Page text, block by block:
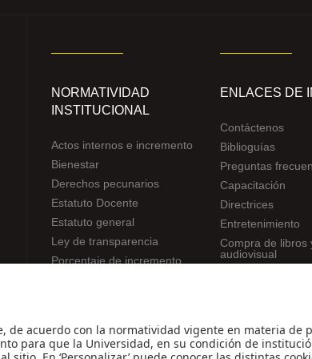
NORMATIVIDAD
INSTITUCIONAL
Actos internos e incremento
Bienestar
Derechos pecunarios
Estatuto Docente
Estatuto general
Ley de transparencia
Porcentaje de incremento
ENLACES DE
Contáctenos
Biblioguías
Preguntas
Capacitación
Directrices
Entretenimiento
Compra de libros
audiovisual